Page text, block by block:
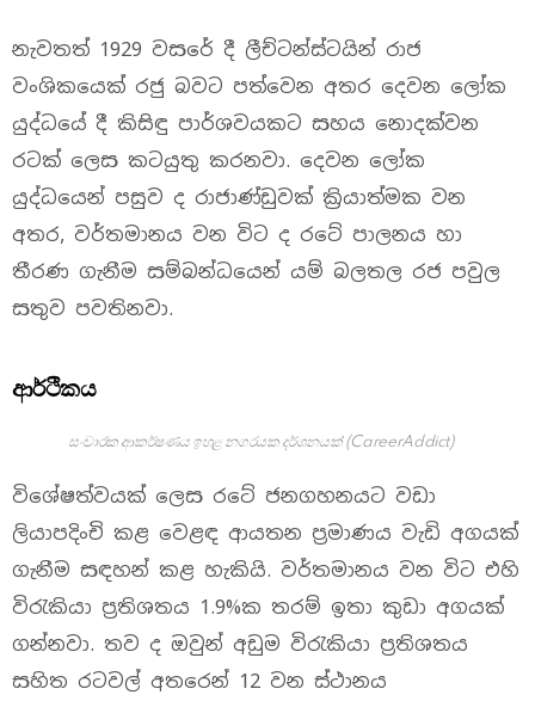
නැවතත් 1929 වසරේ දී ලීච්ටන්ස්ටයින් රාජ
වංශිකයෙක් රජු බවට පත්වෙන අතර දෙවන ලෝක
යුද්ධයේ දී කිසිඳු පාර්ශවයකට සහය නොදක්වන
රටක් ලෙස කටයුතු කරනවා. දෙවන ලෝක
යුද්ධයෙන් පසුව ද රාජාණ්ඩුවක් ක්‍රියාත්මක වන
අතර, වර්තමානය වන විට ද රටේ පාලනය හා
තීරණ ගැනීම සම්බන්ධයෙන් යම් බලතල රජ පවුල
සතුව පවතිනවා.
ආර්ථිකය
සංචාරක ආකර්ෂණය ඉහළ නගරයක දර්ශනයක් (CareerAddict)
විශේෂත්වයක් ලෙස රටේ ජනගහනයට වඩා
ලියාපදිංචි කළ වෙළඳ ආයතන ප්‍රමාණය වැඩි අගයක්
ගැනීම සඳහන් කළ හැකියි. වර්තමානය වන විට එහි
විරැකියා ප්‍රතිශතය 1.9%ක තරම් ඉතා කුඩා අගයක්
ගන්නවා. තව ද ඔවුන් අඩුම විරැකියා ප්‍රතිශතය
සහිත රටවල් අතරෙන් 12 වන ස්ථානය